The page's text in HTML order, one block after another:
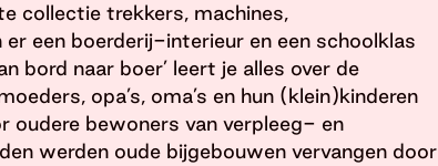
collectie trekkers, machines,
een boerderij-interieur en een schoolklas
bord naar boer’ leert je alles over de
opa’s, oma’s en hun (klein)kinderen
oudere bewoners van verpleeg- en
werden oude bijgebouwen vervangen door